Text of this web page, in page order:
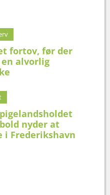
fortov, før der
alvorlig
nyder at
i Frederikshavn